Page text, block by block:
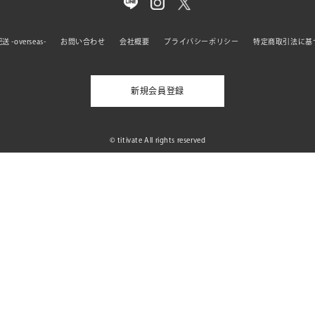
送 -overseas- お問い合わせ 会社概要 プライバシーポリシー 特定商取引法に基
新規会員登録
© titivate All rights reserved